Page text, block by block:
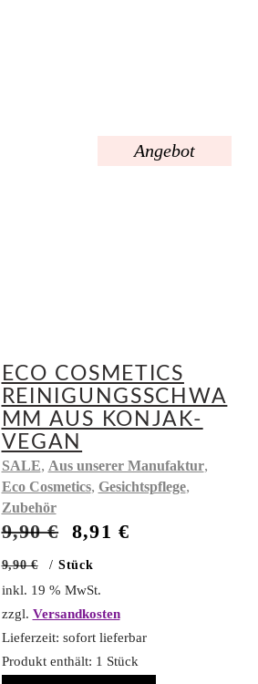
Angebot
ECO COSMETICS
REINIGUNGSSCHWA
MM AUS KONJAK-
VEGAN
SALE, Aus unserer Manufaktur,
Eco Cosmetics, Gesichtspflege,
Zubehör
9,90€ Ursprünglicher
war:
9,90 €
8,91 €Aktueller
9,90€ / Stück
inkl. 19 % MwSt.
zzgl. Versandkosten
Lieferzeit: sofort lieferbar
Produkt enthält: 1 Stück